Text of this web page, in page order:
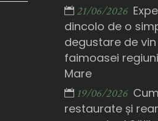
21/06/2026
dincolo de o
degustare de
faimoasei
Mare
19/06/2026
restaurate și